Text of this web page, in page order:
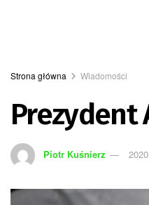
Strona główna Wiadomości
Prezydent
Piotr Kuśnierz